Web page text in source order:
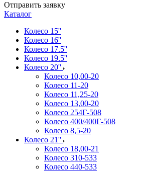
Отправить заявку
Каталог
Колесо 15''
Колесо 16''
Колесо 17.5''
Колесо 19.5''
Колесо 20''
Колесо 10,00-20
Колесо 11-20
Колесо 11,25-20
Колесо 13,00-20
Колесо 254Г-508
Колесо 400/400Г-508
Колесо 8,5-20
Колесо 21''
Колесо 18,00-21
Колесо 310-533
Колесо 440-533